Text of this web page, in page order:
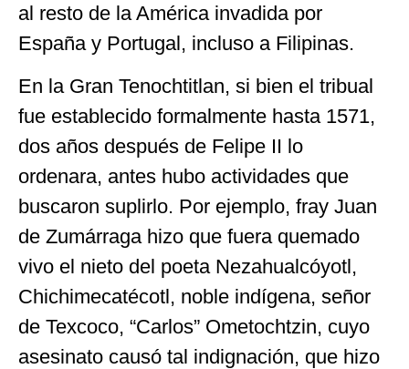
al resto de la América invadida por
España y Portugal, incluso a Filipinas.
En la Gran Tenochtitlan, si bien el tribual
fue establecido formalmente hasta 1571,
dos años después de Felipe II lo
ordenara, antes hubo actividades que
buscaron suplirlo. Por ejemplo, fray Juan
de Zumárraga hizo que fuera quemado
vivo el nieto del poeta Nezahualcóyotl,
Chichimecatécotl, noble indígena, señor
de Texcoco, “Carlos” Ometochtzin, cuyo
asesinato causó tal indignación, que hizo